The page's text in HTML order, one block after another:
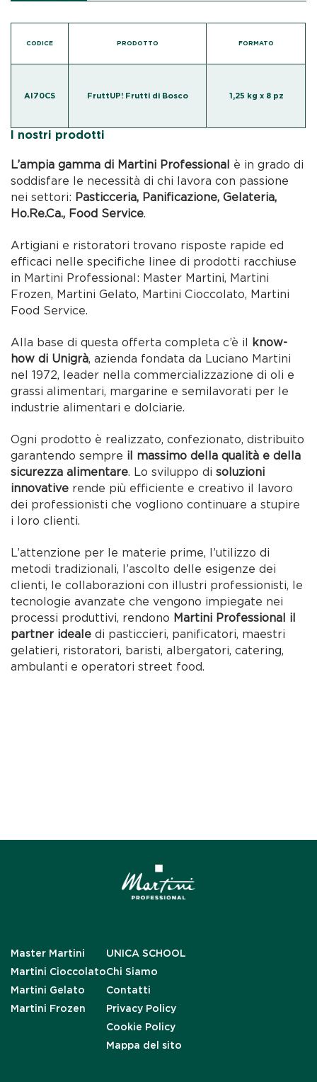
CODICE PRODOTTO
AI70CS FruttUP! Frutti di Bosco
FORMATO
1,25 kg x 8 pz
I nostri prodotti
L’ampia gamma di Martini Professional è in grado di
soddisfare le necessità di chi lavora con passione
nei settori: Pasticceria, Panificazione, Gelateria,
Ho.Re.Ca., Food Service.
Artigiani e ristoratori trovano risposte rapide ed
efficaci nelle specifiche linee di prodotti racchiuse
in Martini Professional: Master Martini, Martini
Frozen, Martini Gelato, Martini Cioccolato, Martini
Food Service.
Alla base di questa offerta completa c’è il know-
how di Unigrà, azienda fondata da Luciano Martini
nel 1972, leader nella commercializzazione di oli e
grassi alimentari, margarine e semilavorati per le
industrie alimentari e dolciarie.
Ogni prodotto è realizzato, confezionato, distribuito
garantendo sempre il massimo della qualità e della
sicurezza alimentare. Lo sviluppo disoluzioni
innovative rende più efficiente e creativo il lavoro
dei professionisti che vogliono continuare a stupire
i loro clienti.
L’attenzione per le materie prime, l’utilizzo di
metodi tradizionali, l’ascolto delle esigenze dei
clienti, le collaborazioni con illustri professionisti, le
tecnologie avanzate che vengono impiegate nei
processi produttivi, rendono Martini Professional il
partner ideale di pasticcieri, panificatori, maestri
gelatieri, ristoratori, baristi, albergatori, catering,
ambulanti e operatori street food.
Master Martini
Martini Cioccolato
Martini Gelato
Martini Frozen
UNICA SCHOOL
Chi Siamo
Contatti
Privacy Policy
Cookie Policy
Mappa del sito